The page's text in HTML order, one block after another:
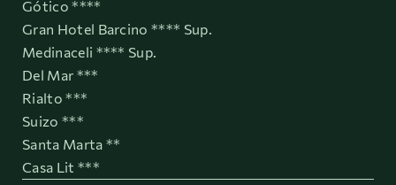
Gótico ****
Gran Hotel Barcino **** Sup.
Medinaceli **** Sup.
Del Mar ***
Rialto ***
Suizo ***
Santa Marta **
Casa Lit ***